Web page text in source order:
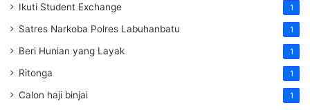
Ikuti Student Exchange 1
Satres Narkoba Polres Labuhanbatu 1
Beri Hunian yang Layak 1
Ritonga 1
Calon haji binjai 1